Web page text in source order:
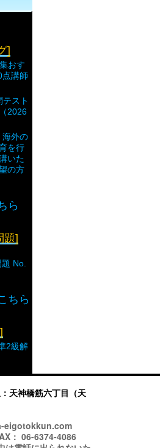
]
おす
講師
スト
2026
海外の
を行
いた
の方
ら
題]
No.
ちら
2級解
天神橋筋六丁目（天
eigotokkun.com
： 06-6374-4086